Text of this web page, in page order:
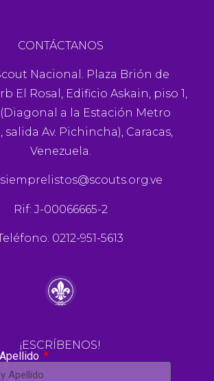
CONTÁCTANOS
Nacional. Plaza Brión de
El Rosal, Edificio Askain, piso 1,
a la Estación Metro
salida Av. Pichincha), Caracas,
Venezuela.
siemprelistos@scouts.org.ve
Rif: J-00066665-2
0212-951-5613
¡ESCRÍBENOS!